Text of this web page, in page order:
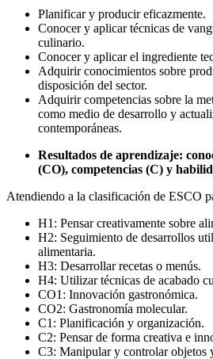
Planificar y producir eficazmente.
Conocer y aplicar técnicas de
culinario.
Conocer y aplicar el ingrediente
Adquirir conocimientos sobre
disposición del sector.
Adquirir competencias sobre la
como medio de desarrollo y
contemporáneas.
Resultados de aprendizaje:
(CO), competencias (C) y
Atendiendo a la clasificación de ESCO
H1: Pensar creativamente sobre
H2: Seguimiento de desarrollos
alimentaria.
H3: Desarrollar recetas o menús.
H4: Utilizar técnicas de acabado
CO1: Innovación gastronómica.
CO2: Gastronomía molecular.
C1: Planificación y organización.
C2: Pensar de forma creativa e
C3: Manipular y controlar objetos